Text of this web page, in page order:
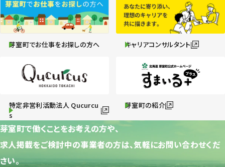
芽室町でお仕事をお探しの方へ キャリアコンサルタント
特定非営利活動法人 Qucurcu
s
芽室町の紹介
芽室町で働くことをお考えの方や、
求人掲載をご検討中の事業者の方は、気軽にお問い合わせくだ
さい。